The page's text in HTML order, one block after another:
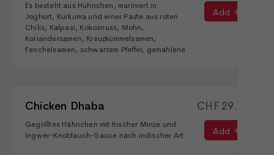
Es besteht aus Hühnchen, mariniert in
Joghurt, Kurkuma und einer Paste aus roten
Chilis, Kalpasi, Kokosnuss, Mohn,
Koriandersamen, Kreuzkümmelsamen,
Fenchelsamen, schwarzem Pfeffer, gemahlene
Add
Chicken Dhaba
Gegrilltes Hähnchen mit frischer Minze und
Ingwer-Knoblauch-Sauce nach indischer Art
CHF29.90
Add